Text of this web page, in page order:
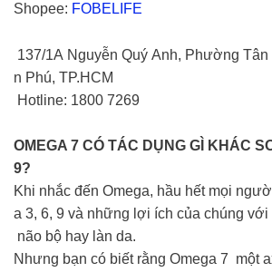
Shopee: FOBELIFE
137/1A Nguyễn Quý Anh, Phường
n Phú, TP.HCM
Hotline: 1800 7269
OMEGA 7 CÓ TÁC DỤNG GÌ KHÁC
9?
Khi nhắc đến Omega, hầu hết mọi
a 3, 6, 9 và những lợi ích của chúng với
não bộ hay làn da.
Nhưng bạn có biết rằng Omega 7 một